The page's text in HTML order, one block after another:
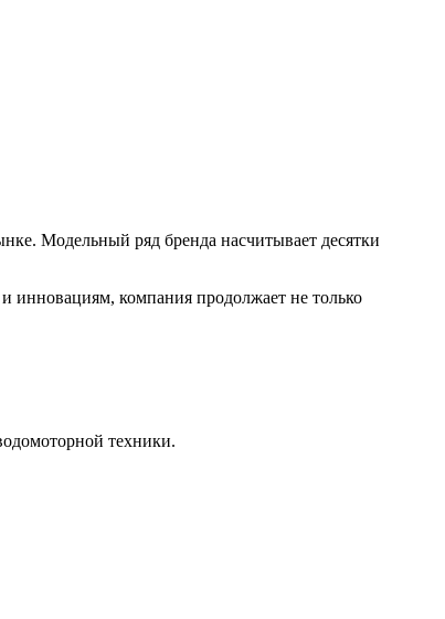
Модельный ряд бренда насчитывает десятки
инновациям, компания продолжает не только
техники.